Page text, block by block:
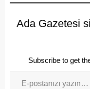
Ada Gazetesi
Subscribe to get